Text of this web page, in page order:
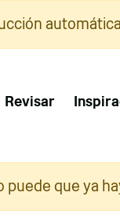
Revisar
puede que ya